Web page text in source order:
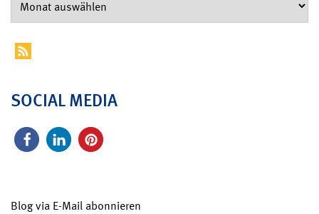
SOCIAL MEDIA
Blog via E-Mail abonnieren